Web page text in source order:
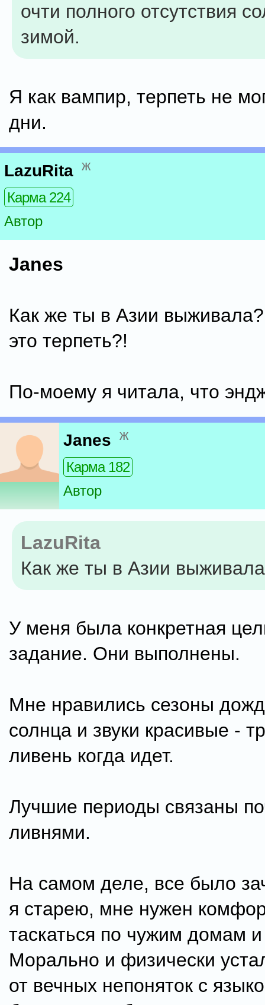
очти полного отсутствия
зимой.
Я как вампир, терпеть не
дни.
LazuRita ж
Карма 224
Автор
Janes
Как же ты в Азии
это терпеть?!
По-моему я читала, что
Janes ж
Карма 182
Автор
LazuRita
Как же ты в Азии
У меня была конкретная
задание. Они выполнены.
Мне нравились сезоны
солнца и звуки красивые -
ливень когда идет.
Лучшие периоды связаны
ливнями.
На самом деле, все было
я старею, мне нужен
таскаться по чужим домам
Морально и физически
от вечных непоняток с